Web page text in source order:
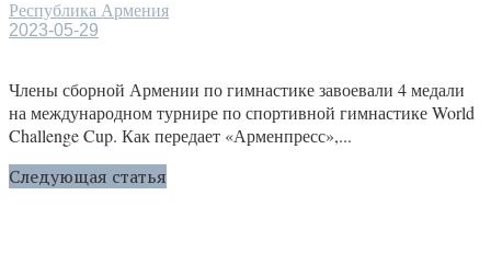
Республика Армения
2023-05-29
Члены сборной Армении по гимнастике завоевали 4 медали
на международном турнире по спортивной гимнастике World
Challenge Cup. Как передает «Арменпресс»,...
Следующая статья